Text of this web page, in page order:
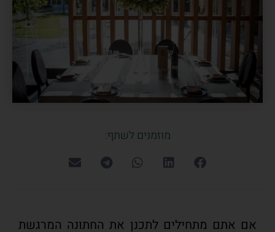
מוזמנים לשתף:
אם אתם מתחילים לתכנן את החתונה המרגשת